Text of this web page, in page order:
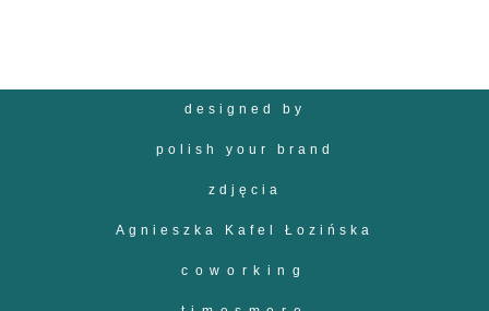
designed by
polish your brand
zdjęcia
Agnieszka Kafel Łozińska
coworking